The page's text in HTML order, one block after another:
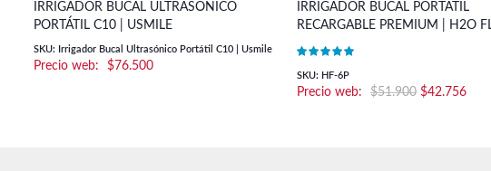
IRRIGADOR BUCAL ULTRASÓNICO
PORTÁTIL C10 | USMILE
SKU: Irrigador Bucal Ultrasónico Portátil C10 | Usmile
$76.500
IRRIGADOR BUCAL PORTÁTIL
RECARGABLE PREMIUM | H2O
SKU: HF-6P
$51.900 El
$42.756El